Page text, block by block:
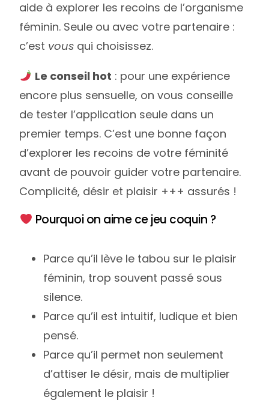
aide à explorer les recoins de l’organisme
féminin. Seule ou avec votre partenaire :
c’est vous qui choisissez.
Le conseil hot : pour une expérience
encore plus sensuelle, on vous conseille
de tester l’application seule dans un
premier temps. C’est une bonne façon
d’explorer les recoins de votre féminité
avant de pouvoir guider votre partenaire.
Complicité, désir et plaisir +++ assurés !
Pourquoi on aime ce jeu coquin ?
Parce qu’il lève le tabou sur le plaisir
féminin, trop souvent passé sous
silence.
Parce qu’il est intuitif, ludique et bien
pensé.
Parce qu’il permet non seulement
d’attiser le désir, mais de multiplier
également le plaisir !